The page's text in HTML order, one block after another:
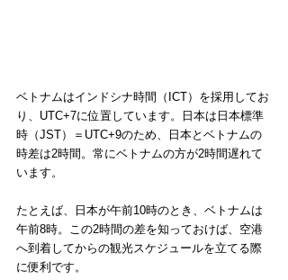
ベトナムはインドシナ時間（ICT）を採用してお
り、UTC+7に位置しています。日本は日本標準
時（JST）＝UTC+9のため、日本とベトナムの
時差は2時間。常にベトナムの方が2時間遅れて
います。
たとえば、日本が午前10時のとき、ベトナムは
午前8時。この2時間の差を知っておけば、空港
へ到着してからの観光スケジュールを立てる際
に便利です。